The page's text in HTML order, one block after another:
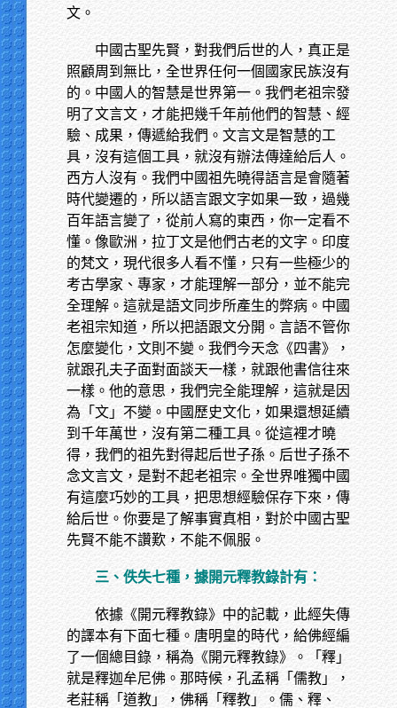
文。
中國古聖先賢，對我們后世的人，真正是
照顧周到無比，全世界任何一個國家民族沒有
的。中國人的智慧是世界第一。我們老祖宗發
明了文言文，才能把幾千年前他們的智慧、經
驗、成果，傳遞給我們。文言文是智慧的工
具，沒有這個工具，就沒有辦法傳達給后人。
西方人沒有。我們中國祖先曉得語言是會隨著
時代變遷的，所以語言跟文字如果一致，過幾
百年語言變了，從前人寫的東西，你一定看不
懂。像歐洲，拉丁文是他們古老的文字。印度
的梵文，現代很多人看不懂，只有一些極少的
考古學家、專家，才能理解一部分，並不能完
全理解。這就是語文同步所產生的弊病。中國
老祖宗知道，所以把語跟文分開。言語不管你
怎麼變化，文則不變。我們今天念《四書》，
就跟孔夫子面對面談天一樣，就跟他書信往來
一樣。他的意思，我們完全能理解，這就是因
為「文」不變。中國歷史文化，如果還想延續
到千年萬世，沒有第二種工具。從這裡才曉
得，我們的祖先對得起后世子孫。后世子孫不
念文言文，是對不起老祖宗。全世界唯獨中國
有這麼巧妙的工具，把思想經驗保存下來，傳
給后世。你要是了解事實真相，對於中國古聖
先賢不能不讚歎，不能不佩服。
三、佚失七種，據開元釋教錄計有：
依據《開元釋教錄》中的記載，此經失傳
的譯本有下面七種。唐明皇的時代，給佛經編
了一個總目錄，稱為《開元釋教錄》。「釋」
就是釋迦牟尼佛。那時候，孔孟稱「儒教」，
老莊稱「道教」，佛稱「釋教」。儒、釋、